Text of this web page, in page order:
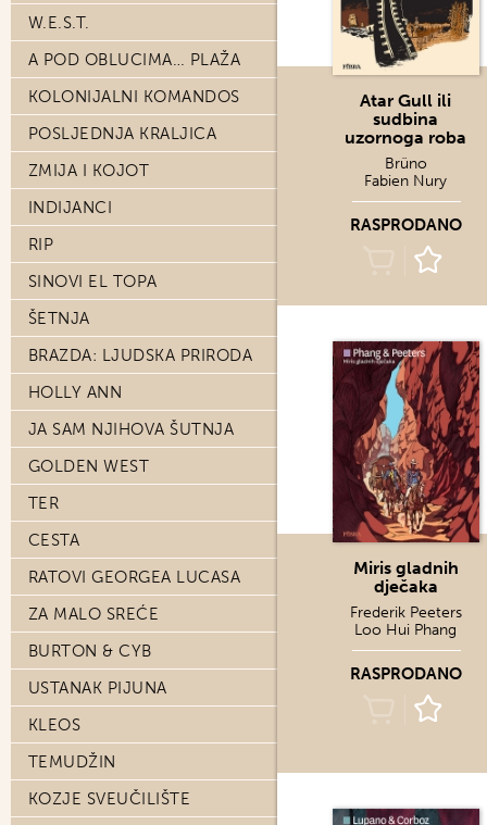
W.E.S.T.
A POD OBLUCIMA… PLAŽA
KOLONIJALNI KOMANDOS
POSLJEDNJA KRALJICA
ZMIJA I KOJOT
INDIJANCI
RIP
SINOVI EL TOPA
ŠETNJA
BRAZDA: LJUDSKA PRIRODA
HOLLY ANN
JA SAM NJIHOVA ŠUTNJA
GOLDEN WEST
TER
CESTA
RATOVI GEORGEA LUCASA
ZA MALO SREĆE
BURTON & CYB
USTANAK PIJUNA
KLEOS
TEMUDŽIN
KOZJE SVEUČILIŠTE
Atar Gull ili
sudbina
uzornoga roba
Brüno
Fabien Nury
RASPRODANO
Miris gladnih
dječaka
Frederik Peeters
Loo Hui Phang
RASPRODANO